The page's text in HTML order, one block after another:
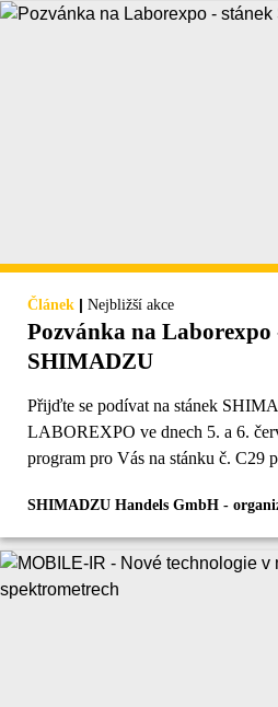
Článek | Nejbližší akce
Pozvánka na Laborexpo
SHIMADZU
Přijďte se podívat na stánek
LABOREXPO ve dnech 5. a 6.
program pro Vás na stánku č. C29
SHIMADZU Handels GmbH -